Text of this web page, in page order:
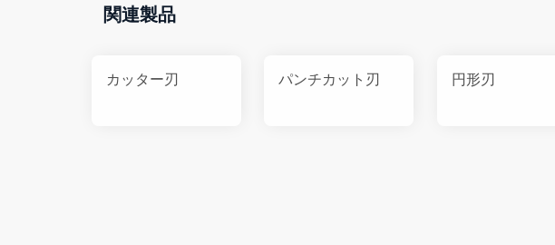
関連製品
カッター刃 パンチカット刃 円形刃